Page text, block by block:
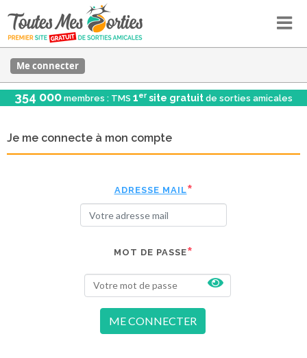
Me connecter
354 000 membres : TMS 1er site gratuit de sorties amicales
Je me connecte à mon compte
ADRESSE MAIL
MOT DE PASSE
ME CONNECTER